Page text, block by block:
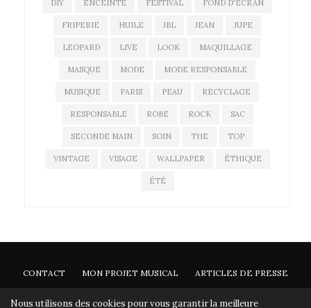
DIY ENCEINTE FESTIVAL FOND D'ÉCRAN
FRIPERIE HUILE JBL JEAN JUPE
LEOPARD LIVE LOOK MAQUILLAGE
MASQUE MODE MODE RESPONSABLE
MUSIQUE PARIS PEAU RECYCLAGE
RESPONSABLE ROBE ROCK SAC
SECONDE MAIN SOIN THE TOP
VINTAGE VISAGE WALLPAPER ÉTHIQUE
ÉTÉ
CONTACT MON PROJET MUSICAL ARTICLES DE PRESSE
Nous utilisons des cookies pour vous garantir la meilleure